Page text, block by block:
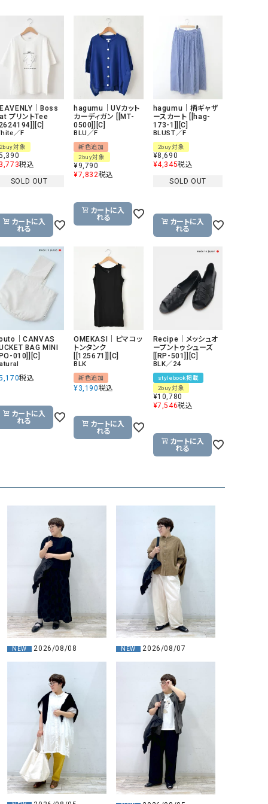
GO TO HOLLYWOOD（ゴートゥーハリウ
ッド）
G-STAR RAW（ジースターロウ） tumugu:（ツムグ）
GOOD SPEED（グッドスピード） un cinq（アンサンク）
GAIMO（ガイモ）
UNIVERSAL OVERALL（
オーバーオール）
GRAMICCI（グラミチ）
USU GALLERY（ユーエス
ー）
（ｇ） （グラム） upper hights（アッパーハイ
Gives a sense of fullment
ILIMA（イリマ）
｜Boss
プリントTee
／F
2buy対象
3,773税込
SOLD OUT
カートに入
れる
hagumu｜UVカット
カーディガン [[MT-
0500]][C]
BLU／F
新色追加
2buy対象
¥9,790
¥7,832税込
カートに入
れる
hagumu｜柄ギャザ
ースカート [[hag-
173-1]][C]
BLUST／F
2buy対象
¥8,690
¥4,345税込
SOLD OUT
カートに入
れる
｜CANVAS
BAG MINI
010]][C]
税込
カートに入
れる
OMEKASI｜ピマコッ
トンタンク
[[125671]][C]
BLK
新色追加
¥3,190税込
カートに入
れる
Recipe｜メッシュオ
ープントゥシューズ
[[RP-501]][C]
BLK／24
stylebook掲載
2buy対象
¥10,780
¥7,546税込
カートに入
れる
NEW 2026/08/08 NEW 2026/08/07